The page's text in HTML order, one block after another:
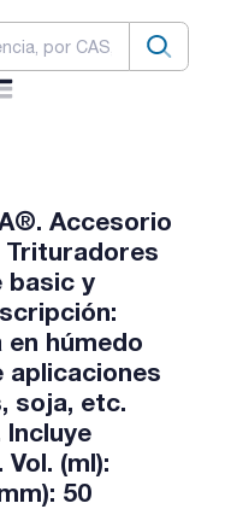
Accesorio
Trituradores
basic y
en húmedo
aplicaciones
soja, etc.
(ml):
50